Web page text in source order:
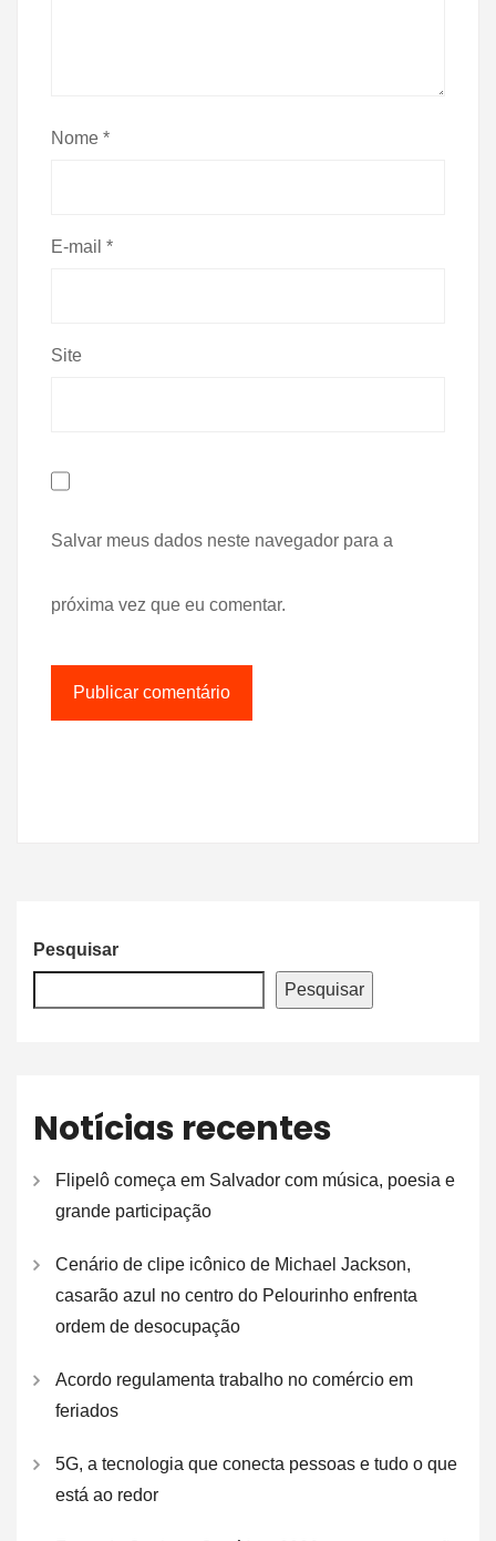
Nome *
E-mail *
Site
Salvar meus dados neste navegador para a
próxima vez que eu comentar.
Pesquisar
Pesquisar
Notícias recentes
Flipelô começa em Salvador com música, poesia e
grande participação
Cenário de clipe icônico de Michael Jackson,
casarão azul no centro do Pelourinho enfrenta
ordem de desocupação
Acordo regulamenta trabalho no comércio em
feriados
5G, a tecnologia que conecta pessoas e tudo o que
está ao redor